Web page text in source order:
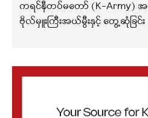
ကရင်နီတပ်မတော် (K-Army)
ဗိုလ်မှူးကြီးအယ်မွီးနှင့် တွေ့ဆုံခြင်း